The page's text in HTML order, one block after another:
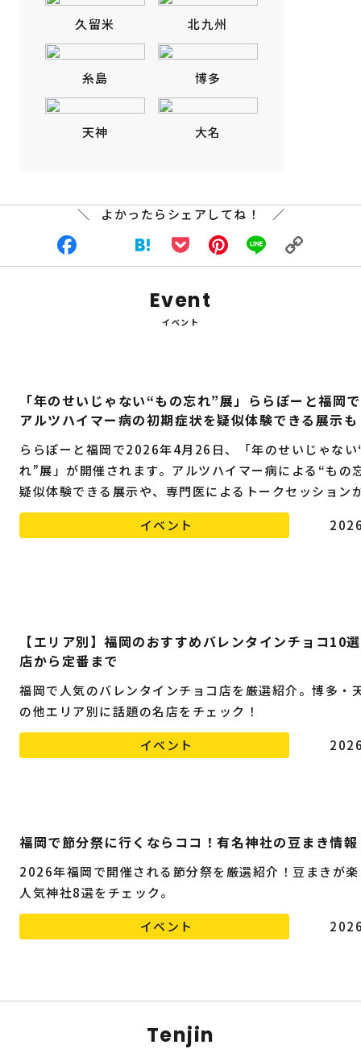
久留米 北九州
糸島 博多
天神 大名
よかったらシェアしてね！
Facebook
X HatenaPocketPinterest
Line Copy
Event
イベント
「年のせいじゃない“もの忘れ”展」ららぽーと福岡
アルツハイマー病の初期症状を疑似体験できる展示も
ららぽーと福岡で2026年4月26日、「年のせいじゃな
れ”展」が開催されます。アルツハイマー病による“もの
疑似体験できる展示や、専門医によるトークセッション
ます。
イベント
【エリア別】福岡のおすすめバレンタインチョコ10
店から定番まで
福岡で人気のバレンタインチョコ店を厳選紹介。博多・
の他エリア別に話題の名店をチェック！
イベント
福岡で節分祭に行くならココ！有名神社の豆まき情報
2026年福岡で開催される節分祭を厳選紹介！豆まきが
人気神社8選をチェック。
イベント
Tenjin